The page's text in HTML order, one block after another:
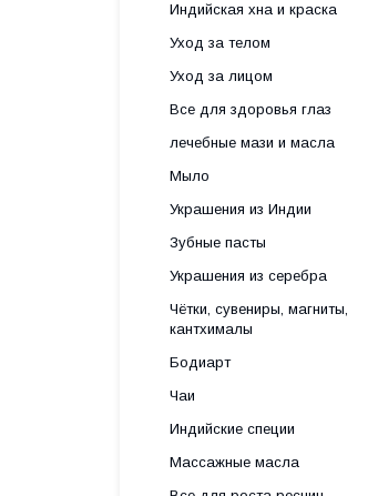
Индийская хна и краска
Уход за телом
Уход за лицом
Все для здоровья глаз
лечебные мази и масла
Мыло
Украшения из Индии
Зубные пасты
Украшения из серебра
Чётки, сувениры, магниты,
кантхималы
Бодиарт
Чаи
Индийские специи
Массажные масла